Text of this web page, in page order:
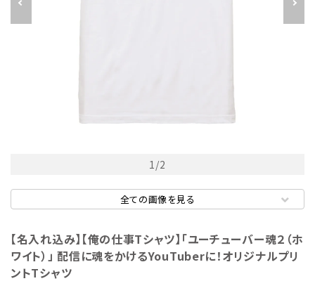
1/2
全ての画像を見る
【名入れ込み】【俺の仕事Tシャツ】「ユーチューバー魂２（ホ
ワイト）」 配信に魂をかけるYouTuberに！オリジナルプリ
ントTシャツ